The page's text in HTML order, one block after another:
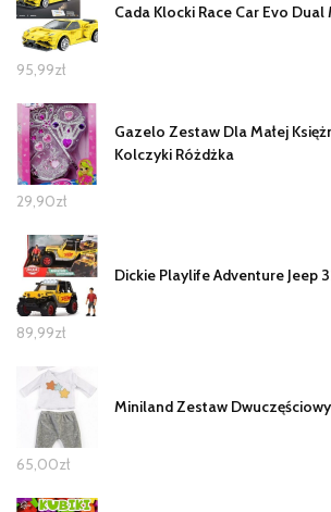
Cada Klocki Race Car Evo
95,99zł
Gazelo Zestaw Dla Małej
Kolczyki Różdżka
29,90zł
Dickie Playlife Adventure Jeep
89,99zł
Miniland Zestaw
65,00zł